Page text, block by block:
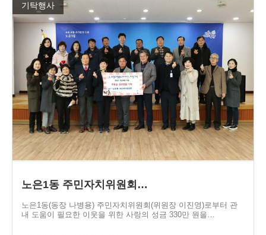
기탁행사
노은1동 주민자치위원회…
노은1동(동장 나병용) 주민자치위원회(위원장 이진영)로부터 관
내 도움이 필요한 이웃을 위한 사랑의 성금 330만 원을…